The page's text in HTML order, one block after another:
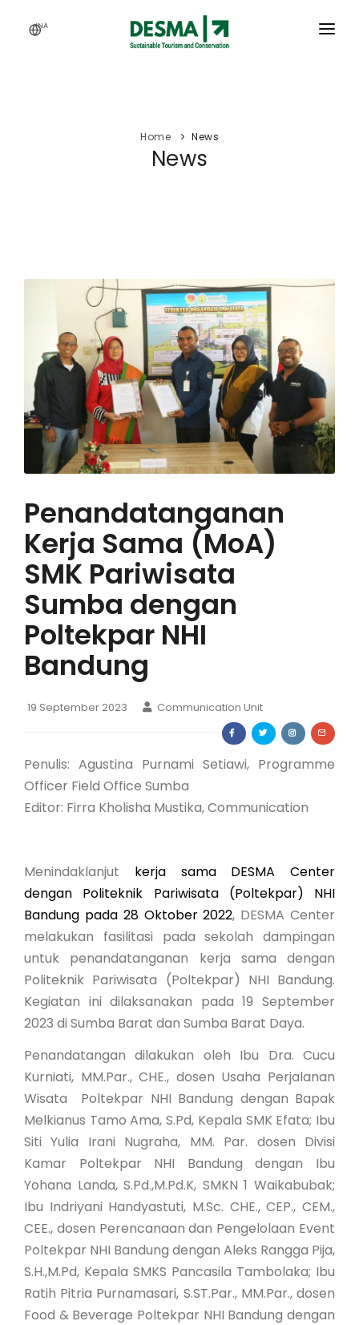
INA
ABOUT US
Home News
News
Penandatanganan
Kerja Sama (MoA)
SMK Pariwisata
Sumba dengan
Poltekpar NHI
Bandung
19 September 2023 Communication Unit
Penulis: Agustina Purnami Setiawi, Programme
Officer Field Office Sumba
Editor: Firra Kholisha Mustika, Communication
Menindaklanjut kerja sama DESMA Center
dengan Politeknik Pariwisata (Poltekpar) NHI
Bandung pada 28 Oktober 2022, DESMA Center
melakukan fasilitasi pada sekolah dampingan
untuk penandatanganan kerja sama dengan
Politeknik Pariwisata (Poltekpar) NHI Bandung.
Kegiatan ini dilaksanakan pada 19 September
2023 di Sumba Barat dan Sumba Barat Daya.
Penandatangan dilakukan oleh Ibu Dra. Cucu
Kurniati, MM.Par., CHE., dosen Usaha Perjalanan
Wisata
Poltekpar NHI Bandung dengan Bapak
Melkianus Tamo Ama, S.Pd, Kepala SMK Efata; Ibu
Siti Yulia Irani Nugraha, MM. Par. dosen Divisi
Kamar Poltekpar NHI Bandung dengan Ibu
Yohana Landa, S.Pd.,M.Pd.K, SMKN 1 Waikabubak;
Ibu Indriyani Handyastuti, M.Sc. CHE., CEP., CEM.,
CEE., dosen Perencanaan dan Pengelolaan Event
Poltekpar NHI Bandung dengan Aleks Rangga Pija,
S.H.,M.Pd, Kepala SMKS Pancasila Tambolaka; Ibu
Ratih Pitria Purnamasari, S.ST.Par., MM.Par., dosen
Food & Beverage Poltekpar NHI Bandung dengan